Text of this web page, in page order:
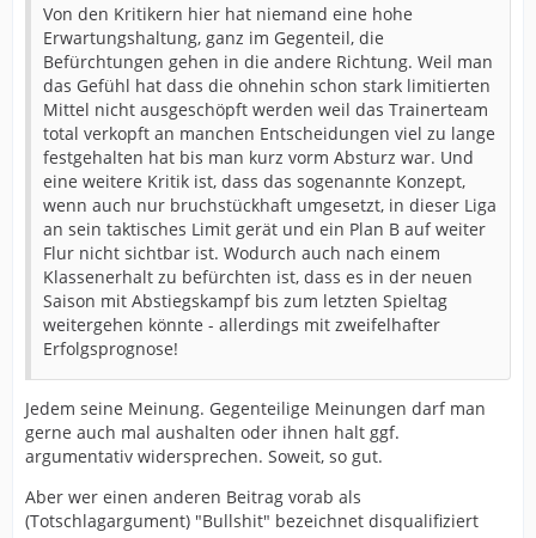
Von den Kritikern hier hat niemand eine hohe
Erwartungshaltung, ganz im Gegenteil, die
Befürchtungen gehen in die andere Richtung. Weil man
das Gefühl hat dass die ohnehin schon stark limitierten
Mittel nicht ausgeschöpft werden weil das Trainerteam
total verkopft an manchen Entscheidungen viel zu lange
festgehalten hat bis man kurz vorm Absturz war. Und
eine weitere Kritik ist, dass das sogenannte Konzept,
wenn auch nur bruchstückhaft umgesetzt, in dieser Liga
an sein taktisches Limit gerät und ein Plan B auf weiter
Flur nicht sichtbar ist. Wodurch auch nach einem
Klassenerhalt zu befürchten ist, dass es in der neuen
Saison mit Abstiegskampf bis zum letzten Spieltag
weitergehen könnte - allerdings mit zweifelhafter
Erfolgsprognose!
Jedem seine Meinung. Gegenteilige Meinungen darf man
gerne auch mal aushalten oder ihnen halt ggf.
argumentativ widersprechen. Soweit, so gut.
Aber wer einen anderen Beitrag vorab als
(Totschlagargument) "Bullshit" bezeichnet disqualifiziert